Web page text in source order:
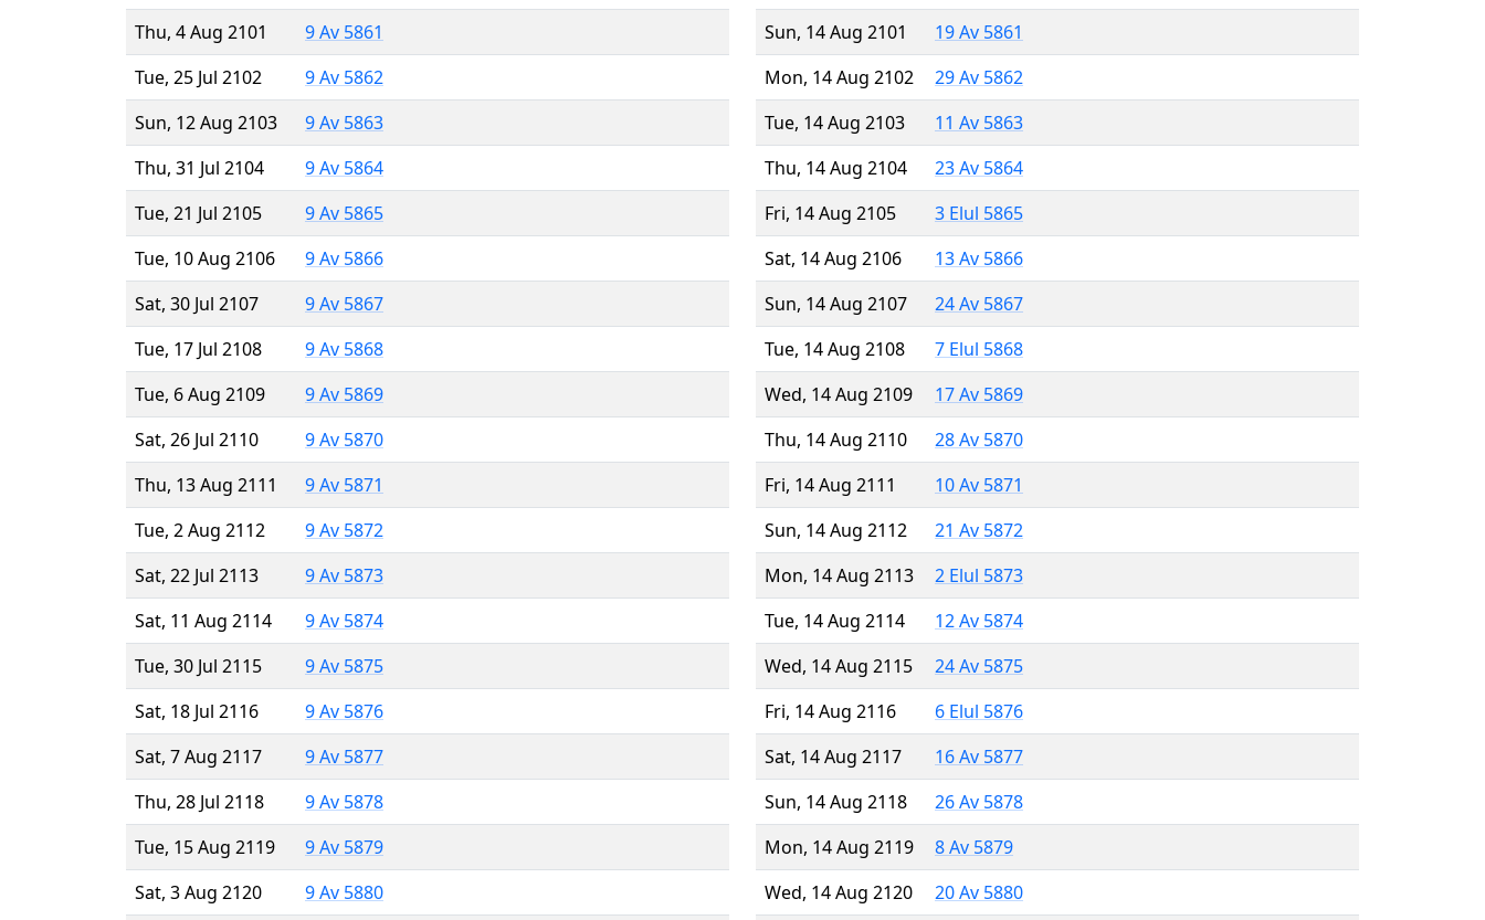
Thu, 4 Aug 2101
9 Av 5861
Tue, 25 Jul 2102
9 Av 5862
Sun, 12 Aug 2103
9 Av 5863
Thu, 31 Jul 2104
9 Av 5864
Tue, 21 Jul 2105
9 Av 5865
Tue, 10 Aug 2106
9 Av 5866
Sat, 30 Jul 2107
9 Av 5867
Tue, 17 Jul 2108
9 Av 5868
Tue, 6 Aug 2109
9 Av 5869
Sat, 26 Jul 2110
9 Av 5870
Thu, 13 Aug 2111
9 Av 5871
Tue, 2 Aug 2112
9 Av 5872
Sat, 22 Jul 2113
9 Av 5873
Sat, 11 Aug 2114
9 Av 5874
Tue, 30 Jul 2115
9 Av 5875
Sat, 18 Jul 2116
9 Av 5876
Sat, 7 Aug 2117
9 Av 5877
Thu, 28 Jul 2118
9 Av 5878
Tue, 15 Aug 2119
9 Av 5879
Sat, 3 Aug 2120
9 Av 5880
Sun, 14 Aug 2101
19 Av 5861
Mon, 14 Aug 2102
29 Av 5862
Tue, 14 Aug 2103
11 Av 5863
Thu, 14 Aug 2104
23 Av 5864
Fri, 14 Aug 2105
3 Elul 5865
Sat, 14 Aug 2106
13 Av 5866
Sun, 14 Aug 2107
24 Av 5867
Tue, 14 Aug 2108
7 Elul 5868
Wed, 14 Aug 2109
17 Av 5869
Thu, 14 Aug 2110
28 Av 5870
Fri, 14 Aug 2111
10 Av 5871
Sun, 14 Aug 2112
21 Av 5872
Mon, 14 Aug 2113
2 Elul 5873
Tue, 14 Aug 2114
12 Av 5874
Wed, 14 Aug 2115
24 Av 5875
Fri, 14 Aug 2116
6 Elul 5876
Sat, 14 Aug 2117
16 Av 5877
Sun, 14 Aug 2118
26 Av 5878
Mon, 14 Aug 2119
8 Av 5879
Wed, 14 Aug 2120
20 Av 5880